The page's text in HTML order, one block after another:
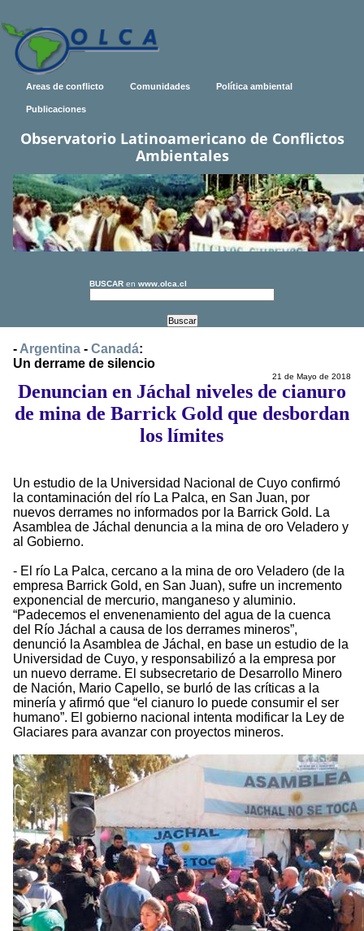
Areas de conflicto Comunidades Política ambiental
Publicaciones
Observatorio Latinoamericano de Conflictos
Ambientales
BUSCAR en www.olca.cl
- Argentina - Canadá:
Un derrame de silencio
21 de Mayo de 2018
Denuncian en Jáchal niveles de cianuro
de mina de Barrick Gold que desbordan
los límites
Un estudio de la Universidad Nacional de Cuyo confirmó
la contaminación del río La Palca, en San Juan, por
nuevos derrames no informados por la Barrick Gold. La
Asamblea de Jáchal denuncia a la mina de oro Veladero y
al Gobierno.
- El río La Palca, cercano a la mina de oro Veladero (de la
empresa Barrick Gold, en San Juan), sufre un incremento
exponencial de mercurio, manganeso y aluminio.
“Padecemos el envenenamiento del agua de la cuenca
del Río Jáchal a causa de los derrames mineros”,
denunció la Asamblea de Jáchal, en base un estudio de la
Universidad de Cuyo, y responsabilizó a la empresa por
un nuevo derrame. El subsecretario de Desarrollo Minero
de Nación, Mario Capello, se burló de las críticas a la
minería y afirmó que “el cianuro lo puede consumir el ser
humano”. El gobierno nacional intenta modificar la Ley de
Glaciares para avanzar con proyectos mineros.